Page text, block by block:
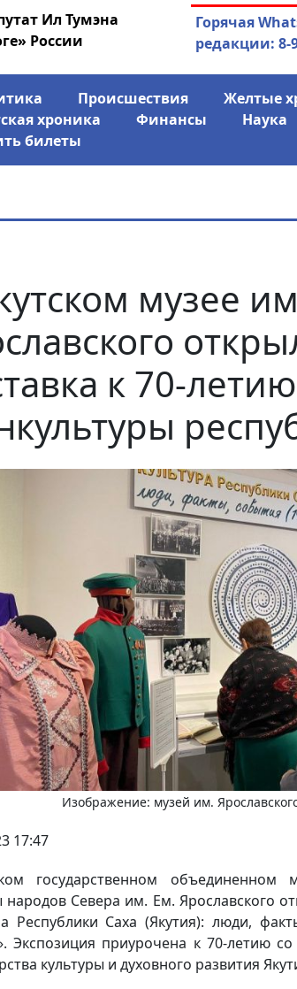
Ил Тумэна
России
04.08.2026
Горячая
редакции: 8-
Происшествия Желтые
хроника
Финансы Наука
билеты
музее
к 70-летию
Изображение: музей им.
17:47
государственном объединенном
народов Севера им. Ем. Ярославского
Республики Саха (Якутия): люди,
Экспозиция приурочена к 70-летию
культуры и духовного развития